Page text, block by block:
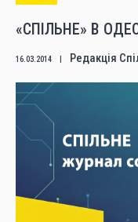
«СПІЛЬНЕ» В
16.03.2014 Редакція